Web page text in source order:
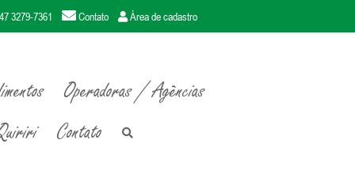
3279-7361 Contato Área de cadastro
Operadoras / Agências
Contato